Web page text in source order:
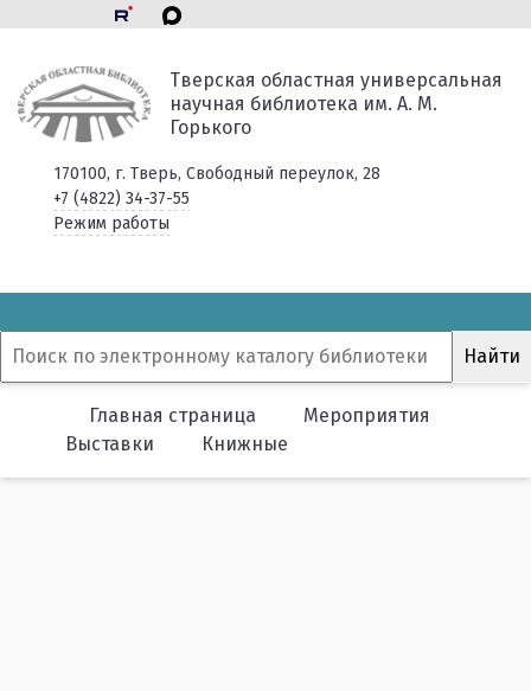
Тверская областная универсальная
научная библиотека им. А. М.
Горького
170100, г. Тверь, Свободный переулок, 28
+7 (4822) 34-37-55
Режим работы
Главная страница
Мероприятия
Выставки
Книжные